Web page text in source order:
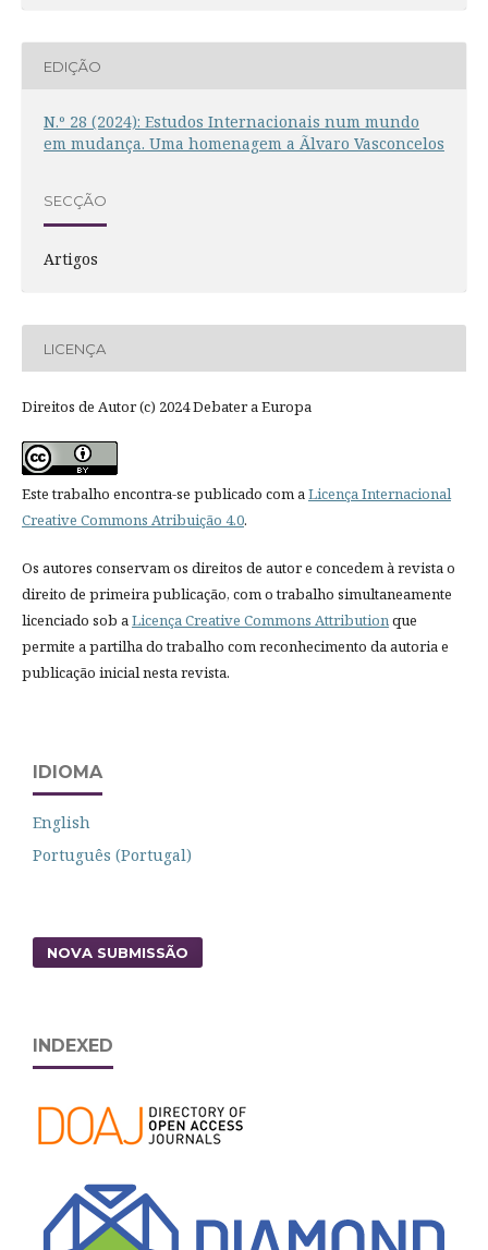
EDIÇÃO
N.º 28 (2024): Estudos Internacionais num mundo
em mudança. Uma homenagem a Ãlvaro Vasconcelos
SECÇÃO
Artigos
LICENÇA
Direitos de Autor (c) 2024 Debater a Europa
Este trabalho encontra-se publicado com aLicença Internacional
Creative Commons Atribuição 4.0.
Os autores conservam os direitos de autor e concedem à revista o
direito de primeira publicação, com o trabalho simultaneamente
licenciado sob aLicença Creative Commons Attributionque
permite a partilha do trabalho com reconhecimento da autoria e
publicação inicial nesta revista.
IDIOMA
English
Português (Portugal)
NOVA SUBMISSÃO
INDEXED